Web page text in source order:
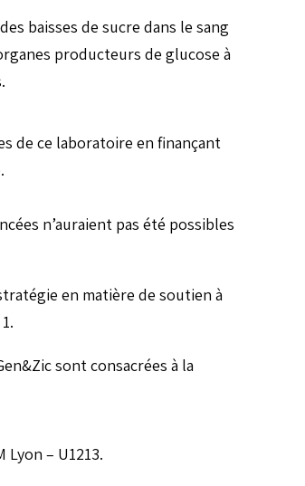
baisses de sucre dans le sang
producteurs de glucose à
de ce laboratoire en finançant
n’auraient pas été possibles
en matière de soutien à
sont consacrées à la
Lyon – U1213.